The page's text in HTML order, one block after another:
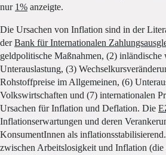
nur 1% anzeigte.
Die Ursachen von Inflation sind in der
derBank für Internationalen
geldpolitische Maßnahmen, (2) inländische
Unterauslastung, (3)
Rohstoffpreise im Allgemeinen, (6)
Volkswirtschaften und (7) internationalen
Ursachen für Inflation und Deflation. Die
Inflationserwartungen und deren
KonsumentInnen als
zwischen Arbeitslosigkeit und Inflation